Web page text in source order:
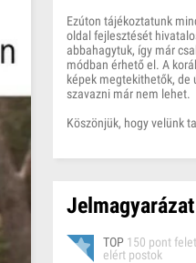
Ezúton tájékoztatunk
oldal fejlesztését
abbahagytuk, így már
módban érhető el. A
képek megtekithetők, de
szavazni már nem lehet.
Köszönjük, hogy velünk
Jelmagyarázat
TOP 150 pont
elért postok